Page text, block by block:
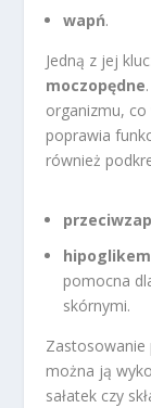
wapń.
Jedną z jej
moczopędne
organizmu,
poprawia
również
pomocna
skórnymi.
Zastosowanie
można ją
sałatek czy